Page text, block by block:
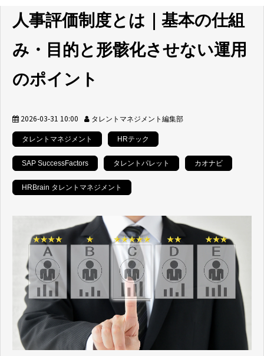
人事評価制度とは｜基本の仕組
み・目的と形骸化させない運用
のポイント
2026-03-31 10:00 タレントマネジメント編集部
タレントマネジメント HRテック
SAP SuccessFactors タレントパレット カオナビ
HRBrain タレントマネジメント